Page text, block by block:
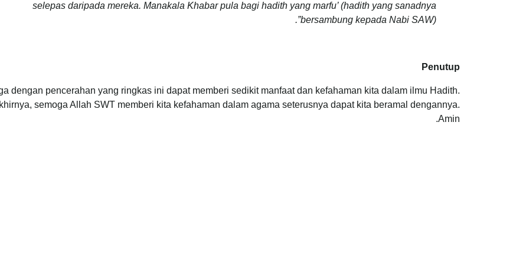
selepas daripada mereka. Manakala Khabar pula bagi hadith yang marfu’ (hadith yang sanadnya
bersambung kepada Nabi SAW)”.
Penutup
dengan pencerahan yang ringkas ini dapat memberi sedikit manfaat dan kefahaman kita dalam ilmu Hadith.
semoga Allah SWT memberi kita kefahaman dalam agama seterusnya dapat kita beramal dengannya.
Amin.